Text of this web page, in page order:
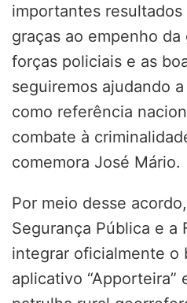
importantes
graças ao empenho
forças policiais e as
seguiremos ajudando
como referência
combate à
comemora José Mário.
Por meio desse
Segurança Pública e a
integrar oficialmente o
aplicativo “Apporteira”